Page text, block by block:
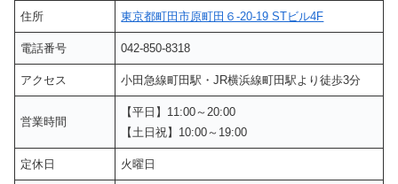
住所 東京都町田市原町田６-20-19 STビル4F
電話番号 042-850-8318
アクセス 小田急線町田駅・JR横浜線町田駅より徒歩3分
営業時間
【平日】11:00～20:00
【土日祝】10:00～19:00
定休日 火曜日